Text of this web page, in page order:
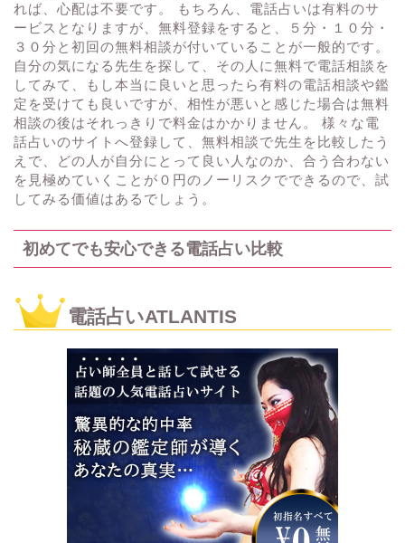
れば、心配は不要です。 もちろん、電話占いは有料のサ
ービスとなりますが、無料登録をすると、５分・１０分・
３０分と初回の無料相談が付いていることが一般的です。
自分の気になる先生を探して、その人に無料で電話相談を
してみて、もし本当に良いと思ったら有料の電話相談や鑑
定を受けても良いですが、相性が悪いと感じた場合は無料
相談の後はそれっきりで料金はかかりません。 様々な電
話占いのサイトへ登録して、無料相談で先生を比較したう
えで、どの人が自分にとって良い人なのか、合う合わない
を見極めていくことが０円のノーリスクでできるので、試
してみる価値はあるでしょう。
初めてでも安心できる電話占い比較
電話占いATLANTIS